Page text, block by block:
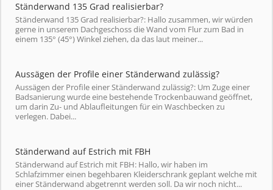
Ständerwand 135 Grad realisierbar?
Ständerwand 135 Grad realisierbar?: Hallo zusammen, wir würden
gerne in unserem Dachgeschoss die Wand vom Flur zum Bad in
einem 135° (45°) Winkel ziehen, da das laut meiner...
Aussägen der Profile einer Ständerwand zulässig?
Aussägen der Profile einer Ständerwand zulässig?: Um Zuge einer
Badsanierung wurde eine bestehende Trockenbauwand geöffnet,
um darin Zu- und Ablaufleitungen für ein Waschbecken zu
verlegen. Dabei...
Ständerwand auf Estrich mit FBH
Ständerwand auf Estrich mit FBH: Hallo, wir haben im
Schlafzimmer einen begehbaren Kleiderschrank geplant welche mit
einer Ständerwand abgetrennt werden soll. Da wir noch nicht...